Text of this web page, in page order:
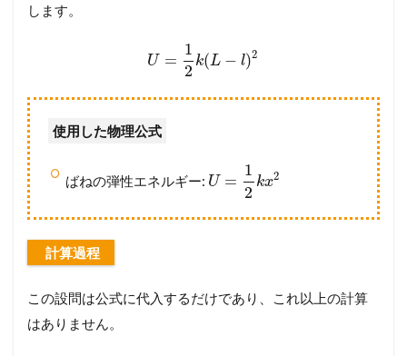
【
別
説
】
考
方
か
ら
します。
U =
1
2
k(L − l)2
使用した物理公式
ばねの弾性エネルギー: U =
1
2
kx2
計算過程
この設問は公式に代入するだけであり、これ以上の計算
はありません。